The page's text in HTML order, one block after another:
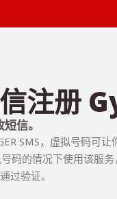
注册
信。
SMS，虚拟号码可让
码的情况下使用该服
过验证。